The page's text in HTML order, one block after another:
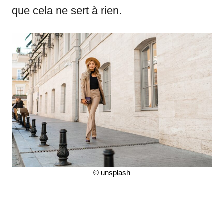
que cela ne sert à rien.
© unsplash